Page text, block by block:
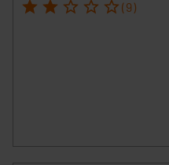
1 2 3 4 5 (9)